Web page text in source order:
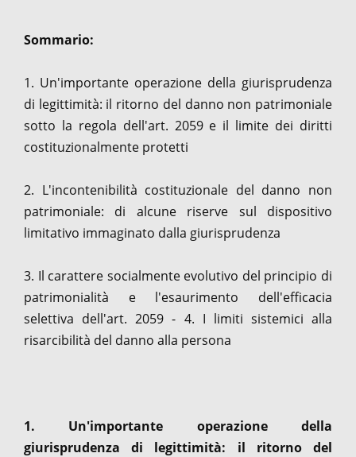
Sommario:
1. Un'importante operazione della giurisprudenza
di legittimità: il ritorno del danno non patrimoniale
sotto la regola dell'art. 2059 e il limite dei diritti
costituzionalmente protetti
2. L'incontenibilità costituzionale del danno non
patrimoniale: di alcune riserve sul dispositivo
limitativo immaginato dalla giurisprudenza
3. Il carattere socialmente evolutivo del principio di
patrimonialità e l'esaurimento dell'efficacia
selettiva dell'art. 2059 - 4. I limiti sistemici alla
risarcibilità del danno alla persona
1. Un'importante operazione della
giurisprudenza di legittimità: il ritorno del